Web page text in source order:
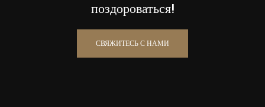
поздороваться!
СВЯЖИТЕСЬ С НАМИ